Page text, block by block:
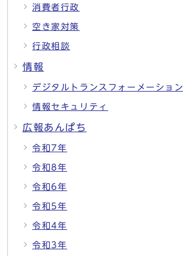
消費者行政
空き家対策
行政相談
情報
デジタルトランスフォーメーション
情報セキュリティ
広報あんぱち
令和7年
令和8年
令和6年
令和5年
令和4年
令和3年